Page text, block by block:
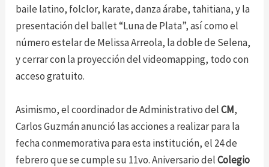
baile latino, folclor, karate, danza árabe, tahitiana, y la
presentación del ballet “Luna de Plata”, así como el
número estelar de Melissa Arreola, la doble de Selena,
y cerrar con la proyección del videomapping, todo con
acceso gratuito.
Asimismo, el coordinador de Administrativo delCM,
Carlos Guzmán anunció las acciones a realizar para la
fecha conmemorativa para esta institución, el 24 de
febrero que se cumple su 11vo. Aniversario delColegio